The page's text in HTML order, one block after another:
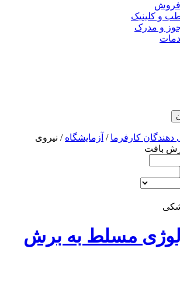
فروش
و کلینیک
و مدرک
دهندگان کارفرما/ آزمایشگاه/ نیروی
بافت
مسلط به برش